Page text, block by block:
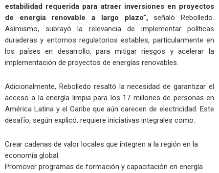
estabilidad requerida para atraer inversiones en proyectos
de energía renovable a largo plazo”, señaló Rebolledo.
Asimismo, subrayó la relevancia de implementar políticas
duraderas y entornos regulatorios estables, particularmente en
los países en desarrollo, para mitigar riesgos y acelerar la
implementación de proyectos de energías renovables.
Adicionalmente, Rebolledo resaltó la necesidad de garantizar el
acceso a la energía limpia para los 17 millones de personas en
América Latina y el Caribe que aún carecen de electricidad. Este
desafío, según explicó, requiere iniciativas integrales como:
Crear cadenas de valor locales que integren a la región en la
economía global.
Promover programas de formación y capacitación en energía